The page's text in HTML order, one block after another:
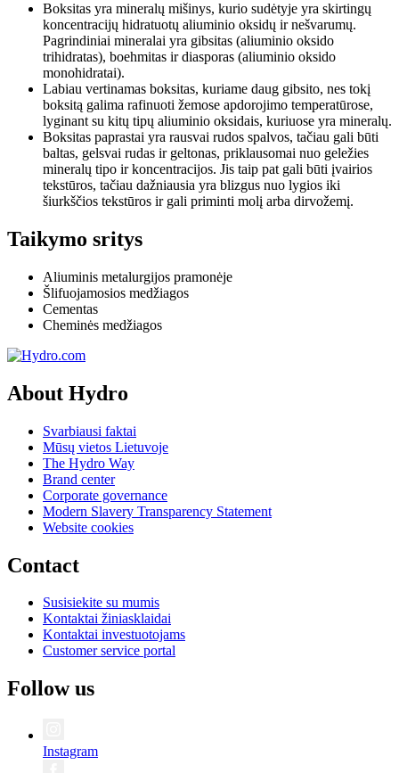
Boksitas yra mineralų mišinys, kurio sudėtyje yra skirtingų
koncentracijų hidratuotų aliuminio oksidų ir nešvarumų.
Pagrindiniai mineralai yra gibsitas (aliuminio oksido
trihidratas), boehmitas ir diasporas (aliuminio oksido
monohidratai).
Labiau vertinamas boksitas, kuriame daug gibsito, nes tokį
boksitą galima rafinuoti žemose apdorojimo temperatūrose,
lyginant su kitų tipų aliuminio oksidais, kuriuose yra mineralų.
Boksitas paprastai yra rausvai rudos spalvos, tačiau gali būti
baltas, gelsvai rudas ir geltonas, priklausomai nuo geležies
mineralų tipo ir koncentracijos. Jis taip pat gali būti įvairios
tekstūros, tačiau dažniausia yra blizgus nuo lygios iki
šiurkščios tekstūros ir gali priminti molį arba dirvožemį.
Taikymo sritys
Aliuminis metalurgijos pramonėje
Šlifuojamosios medžiagos
Cementas
Cheminės medžiagos
About Hydro
Svarbiausi faktai
Mūsų vietos Lietuvoje
The Hydro Way
Brand center
Corporate governance
Modern Slavery Transparency Statement
Website cookies
Contact
Susisiekite su mumis
Kontaktai žiniasklaidai
Kontaktai investuotojams
Customer service portal
Follow us
Instagram